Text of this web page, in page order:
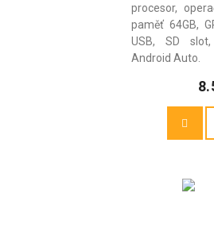
procesor,
paměť 64GB,
USB, SD
Android Auto.